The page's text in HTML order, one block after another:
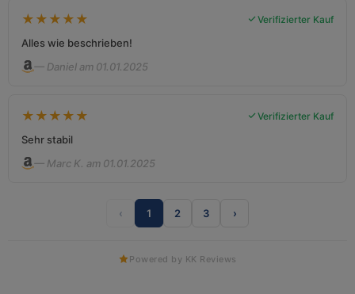
★ ★ ★ ★ ★ Verifizierter Kauf
Alles wie beschrieben!
— Daniel am 01.01.2025
★ ★ ★ ★ ★ Verifizierter Kauf
Sehr stabil
— Marc K. am 01.01.2025
‹ 1 2 3 ›
Powered by KK Reviews